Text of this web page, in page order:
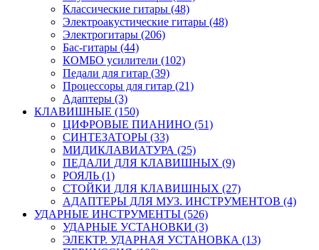
Классические гитары (48)
Электроакустические гитары (48)
Электрогитары (206)
Бас-гитары (44)
КОМБО усилители (102)
Педали для гитар (39)
Процессоры для гитар (21)
Адаптеры (3)
КЛАВИШНЫЕ (150)
ЦИФРОВЫЕ ПИАНИНО (51)
СИНТЕЗАТОРЫ (33)
МИДИКЛАВИАТУРА (25)
ПЕДАЛИ ДЛЯ КЛАВИШНЫХ (9)
РОЯЛЬ (1)
СТОЙКИ ДЛЯ КЛАВИШНЫХ (27)
АДАПТЕРЫ ДЛЯ МУЗ. ИНСТРУМЕНТОВ (4)
УДАРНЫЕ ИНСТРУМЕНТЫ (526)
УДАРНЫЕ УСТАНОВКИ (3)
ЭЛЕКТР. УДАРНАЯ УСТАНОВКА (13)